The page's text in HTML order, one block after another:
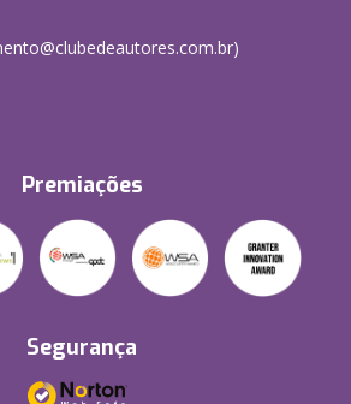
Premiações
Segurança